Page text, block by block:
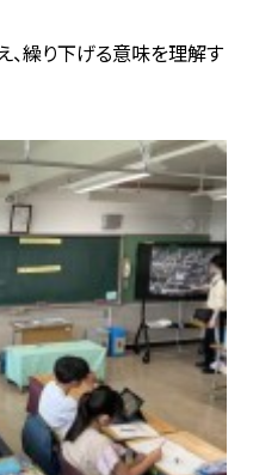
、繰り下げる意味を理解す